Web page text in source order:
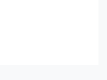
+
подходит